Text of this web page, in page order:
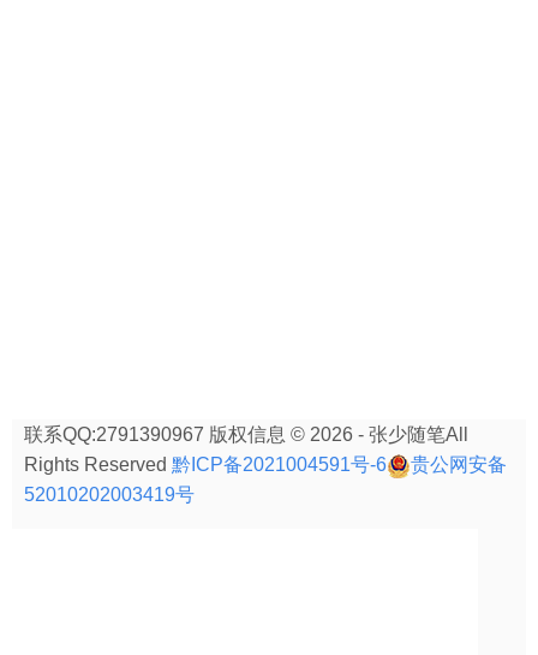
联系QQ:2791390967 版权信息 © 2026 - 张少随笔All
Rights Reserved 黔ICP备2021004591号-6
贵公网安备
52010202003419号